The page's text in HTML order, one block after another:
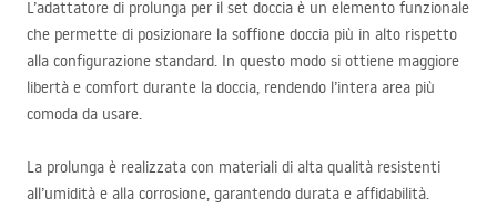
L’adattatore di prolunga per il set doccia è un elemento funzionale
che permette di posizionare la soffione doccia più in alto rispetto
alla configurazione standard. In questo modo si ottiene maggiore
libertà e comfort durante la doccia, rendendo l’intera area più
comoda da usare.
La prolunga è realizzata con materiali di alta qualità resistenti
all’umidità e alla corrosione, garantendo durata e affidabilità.